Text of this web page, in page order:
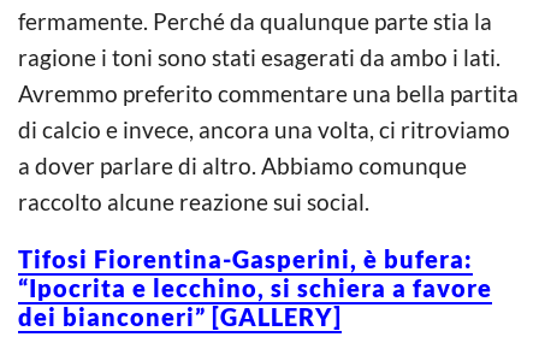
fermamente. Perché da qualunque parte stia la
ragione i toni sono stati esagerati da ambo i lati.
Avremmo preferito commentare una bella partita
di calcio e invece, ancora una volta, ci ritroviamo
a dover parlare di altro. Abbiamo comunque
raccolto alcune reazione sui social.
Tifosi Fiorentina-Gasperini, è bufera:
“Ipocrita e lecchino, si schiera a favore
dei bianconeri” [GALLERY]